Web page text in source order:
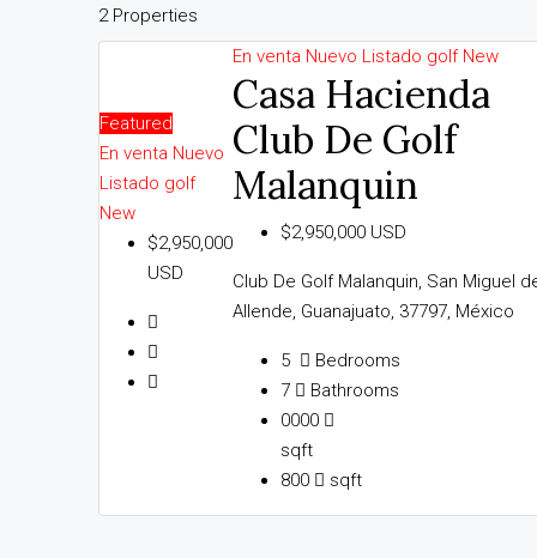
2 Properties
Featured
En venta Nuevo
Listado golf
New
$2,950,000
USD
En venta Nuevo Listado golf New
Casa Hacienda
Club De Golf
Malanquin
$2,950,000 USD
Club De Golf Malanquin, San Miguel
Allende, Guanajuato, 37797, México
5
Bedrooms
7
Bathrooms
0000
sqft
800
sqft